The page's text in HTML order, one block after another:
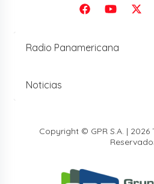
Radio Panamericana
Noticias
Copyright © GPR S.A. |